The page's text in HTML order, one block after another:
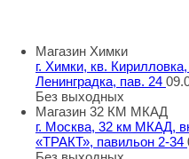
Магазин Химки
г. Химки, кв.
Ленинградка, пав. 24
Без выходных
Магазин 32 КМ МКАД
г. Москва, 32 км МКАД,
«ТРАКТ», павильон 2-34